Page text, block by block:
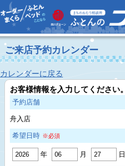
ご来店予約カレンダー
カレンダーに戻る
お客様情報を入力してください。
予約店舗
舟入店
希望日時 ※必須
年 月 日